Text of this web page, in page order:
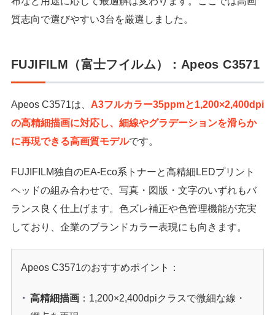
質志向で選びやすい3台を厳選しました。
FUJIFILM（富士フイルム）：Apeos C3571
Apeos C3571は、 A3フルカラー35ppmと1,200×2,400dpi
の高精細描画に対応し、細線やグラデーションを滑らか
に再現できる高画質モデルです。
FUJIFILM独自のEA-Eco系トナーと高精細LEDプリント
ヘッドの組み合わせで、写真・図版・文字のいずれもバ
ランス良く仕上げます。色ズレ補正や色管理機能が充実
しており、企業のブランドカラー表現にも向きます。
Apeos C3571のおすすめポイント：
高精細描画：1,200×2,400dpiクラスで微細な線・